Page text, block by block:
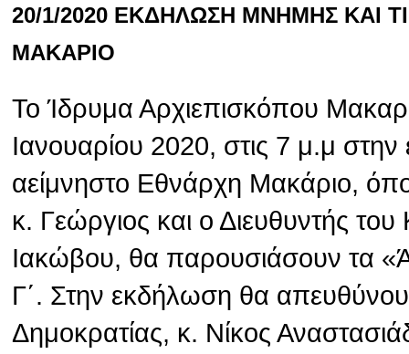
20/1/2020 ΕΚΔΗΛΩΣΗ ΜΝΗΜΗΣ ΚΑΙ
ΜΑΚΑΡΙΟ
Το Ίδρυμα Αρχιεπισκόπου
Ιανουαρίου 2020, στις 7 μ.μ
αείμνηστο Εθνάρχη Μακάριο,
κ. Γεώργιος και ο Διευθυντής
Ιακώβου, θα παρουσιάσουν τα
Γ΄. Στην εκδήλωση θα
Δημοκρατίας, κ. Νίκος